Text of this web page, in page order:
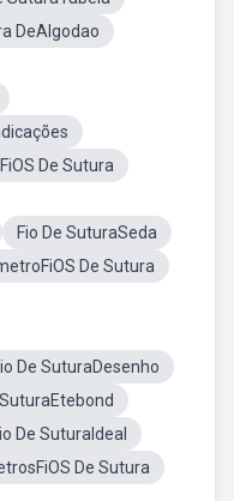
DeAlgodao
De Sutura
Fio De SuturaSeda
De Sutura
De SuturaDesenho
SuturaEtebond
De SuturaIdeal
De Sutura